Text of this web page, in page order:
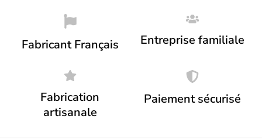
Fabricant Français Entreprise familiale
Fabrication
artisanale
Paiement sécurisé